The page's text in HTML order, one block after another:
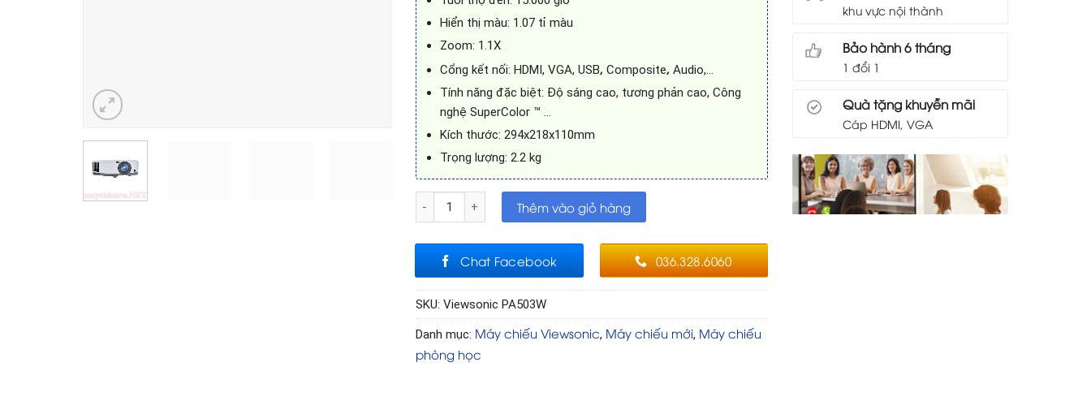
Hiển thị màu: 1.07 tỉ màu
Zoom: 1.1X
Cổng kết nối: HDMI, VGA, USB, Composite, Audio,…
Tính năng đặc biệt: Độ sáng cao, tương phản cao, Công
nghệ SuperColor ™ …
Kích thước: 294x218x110mm
Trọng lượng: 2.2 kg
Máy chiếu Viewsonic PA503WB số lượng
Thêm vào giỏ hàng
Chat Facebook 036.328.6060
SKU: Viewsonic PA503W
Danh mục: Máy chiếu Viewsonic, Máy chiếu mới, Máy chiếu
phòng học
khu vực nội thành
Bảo hành 6 tháng
1 đổi 1
Quà tặng khuyễn mãi
Cáp HDMI, VGA